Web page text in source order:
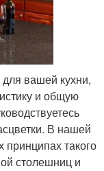
вашей кухни,
и общую
В нашей
такого
столешниц и